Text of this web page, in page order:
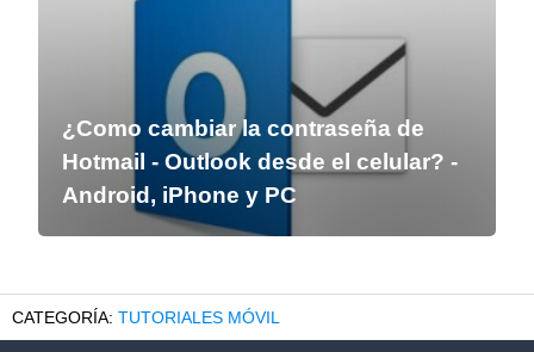
¿Como cambiar la contraseña de
Hotmail - Outlook desde el celular? -
Android, iPhone y PC
TUTORIALES MÓVIL